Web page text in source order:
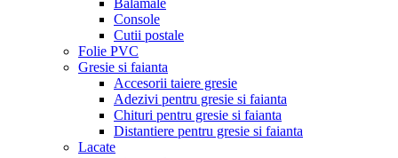
Balamale
Console
Cutii postale
Folie PVC
Gresie si faianta
Accesorii taiere gresie
Adezivi pentru gresie si faianta
Chituri pentru gresie si faianta
Distantiere pentru gresie si faianta
Lacate